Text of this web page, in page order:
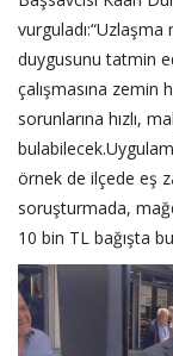
duygusunu tatmin
çalışmasına zemin
sorunlarına hızlı,
örnek de ilçede eş
soruşturmada,
10 bin TL bağışta